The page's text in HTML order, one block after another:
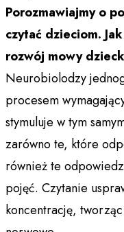
Porozmawiajmy o
czytać dzieciom.
rozwój mowy
Neurobiolodzy
procesem
stymuluje w tym
zarówno te, które
również te
pojęć. Czytanie
koncentrację,